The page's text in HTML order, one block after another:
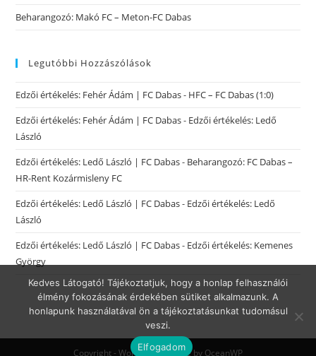
Beharangozó: Makó FC – Meton-FC Dabas
Legutóbbi Hozzászólások
Edzői értékelés: Fehér Ádám | FC Dabas- HFC – FC Dabas (1:0)
Edzői értékelés: Fehér Ádám | FC Dabas- Edzői értékelés: Ledő
László
Edzői értékelés: Ledő László | FC Dabas- Beharangozó: FC Dabas –
HR-Rent Kozármisleny FC
Edzői értékelés: Ledő László | FC Dabas- Edzői értékelés: Ledő
László
Edzői értékelés: Ledő László | FC Dabas- Edzői értékelés: Kemenes
György
Copyright - WordPress Theme by OceanWP
Kedves Látogató! Tájékoztatjuk, hogy a honlap felhasználói
élmény fokozásának érdekében sütiket alkalmazunk. A
honlapunk használatával ön a tájékoztatásunkat tudomásul
veszi.
Elfogadom